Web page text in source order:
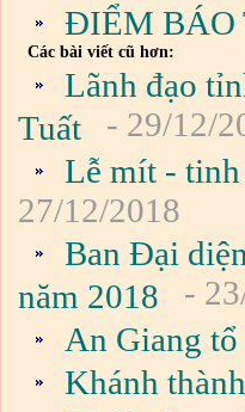
ĐIỂM BÁO
Các bài viết cũ hơn:
Lãnh đạo
Tuất
- 29/12/
Lễ mít - tinh
27/12/2018
Ban Đại
năm 2018
-
An Giang
Khánh